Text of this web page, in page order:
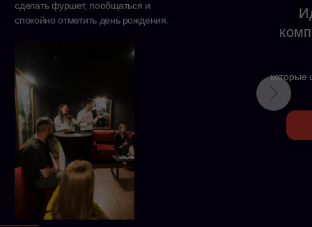
сделать фуршет, пообщаться и
спокойно отметить день рождения.
которые